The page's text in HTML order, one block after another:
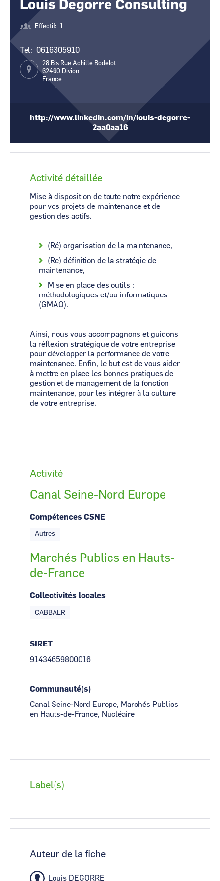
CCI Business
Occitanie
CCI Business
Louis Degorre Consulting
Effectif 1
Tel 0616305910
28 Bis Rue Achille Bodelot
62460 Divion
France
http://www.linkedin.com/in/louis-degorre-
2aa0aa16
Activité détaillée
Mise à disposition de toute notre expérience
pour vos projets de maintenance et de
gestion des actifs.
(Ré) organisation de la maintenance,
(Re) définition de la stratégie de
maintenance,
Mise en place des outils :
méthodologiques et/ou informatiques
(GMAO).
Ainsi, nous vous accompagnons et guidons
la réflexion stratégique de votre entreprise
pour développer la performance de votre
maintenance. Enfin, le but est de vous aider
à mettre en place les bonnes pratiques de
gestion et de management de la fonction
maintenance, pour les intégrer à la culture
de votre entreprise.
Activité
Canal Seine-Nord Europe
Compétences CSNE
Autres
Marchés Publics en Hauts-
de-France
Collectivités locales
CABBALR
SIRET
91434659800016
Communauté(s)
Canal Seine-Nord Europe, Marchés Publics
en Hauts-de-France, Nucléaire
Label(s)
Auteur de la fiche
Louis DEGORRE